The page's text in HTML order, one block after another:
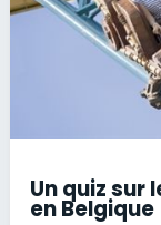
Un quiz
en Belgique